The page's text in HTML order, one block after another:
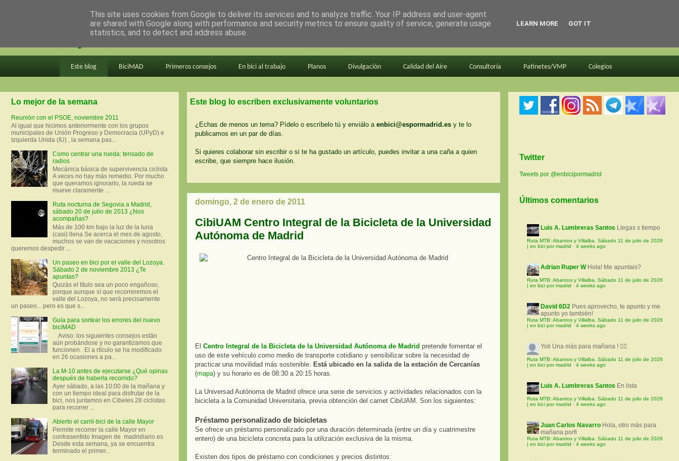
en bici por madrid
Este blog BiciMAD Primeros consejos En bici al trabajo Planos Divulgación Calidad del Aire Consultoría Patinetes/VMP Colegios
Este blog lo escriben exclusivamente voluntarios
¿Echas de menos un tema? Pídelo o escríbelo tú y enviálo a enbici@espormadrid.es y te lo
publicamos en un par de días.
Si quieres colaborar sin escribir o si te ha gustado un artículo, puedes invitar a una caña a quien
escribe, que siempre hace ilusión.
domingo, 2 de enero de 2011
CibiUAM Centro Integral de la Bicicleta de la Universidad
Autónoma de Madrid
El Centro Integral de la Bicicleta de la Universidad Autónoma de Madrid pretende fomentar el
uso de este vehículo como medio de transporte cotidiano y sensibilizar sobre la necesidad de
practicar una movilidad más sostenible. Está ubicado en la salida de la estación de Cercanías
(mapa) y su horario es de 08:30 a 20:15 horas.
La Universad Autónoma de Madrid ofrece una serie de servicios y actividades relacionados con la
bicicleta a la Comunidad Universitaria, previa obtención del carnet CibiUAM. Son los siguientes:
Préstamo personalizado de bicicletas
Se ofrece un préstamo personalizado por una duración determinada (entre un día y cuatrimestre
entero) de una bicicleta concreta para la utilización exclusiva de la misma.
Existen dos tipos de préstamo con condiciones y precios distintos:
Lo mejor de la semana
Reunión con el PSOE, noviembre 2011
Al igual que hicimos anteriormente con los grupos
municipales de Unión Progreso y Democracia (UPyD) e
Izquierda Unida (IU) , la semana pas...
Como centrar una rueda: tensado de
radios
Mecánica básica de supervivencia ciclista
A veces no hay más remedio. Por mucho
que queramos ignorarlo, la rueda se
mueve claramente ...
Ruta nocturna de Segovia a Madrid,
sábado 20 de julio de 2013 ¿Nos
acompañas?
Más de 100 km bajo la luz de la luna
(casi) llena Se acerca el mes de agosto,
muchos se van de vacaciones y nosotros
queremos despedir ...
Un paseo en bici por el valle del Lozoya.
Sábado 2 de noviembre 2013 ¿Te
apuntas?
Quizás el título sea un poco engañoso,
porque aunque sí que recorreremos el
valle del Lozoya, no será precisamente
un paseo... pero es que s...
Guía para sortear los errores del nuevo
biciMAD
Aviso: los siguientes consejos están
aún probándose y no garantizamos que
funcionen. El a rtículo se ha modificado
en 26 ocasiones a pa...
La M-10 antes de ejecutarse ¿Qué opinas
después de haberla recorrido?
Ayer sábado, a las 10:00 de la mañana y
con un tiempo ideal para disfrutar de la
bici, nos juntamos en Cibeles 28 ciclistas
para recorrer ...
Abierto el carril-bici de la calle Mayor
Permite recorrer la calle Mayor en
contrasentido Imagen de madridiario.es
Desde esta semana, ya se encuentra
terminado el primer...
Twitter
Tweets por @enbicipormadrid
Últimos comentarios
Luis A. Lumbreras Santos Llegas s tiempo
Ruta MTB: Abantos y Villalba. Sábado 11 de julio de 2026
| en bici por madrid · 4 weeks ago
Adrian Ruper W Hola! Me apuntais?
Ruta MTB: Abantos y Villalba. Sábado 11 de julio de 2026
| en bici por madrid · 4 weeks ago
David 6D2 Pues aprovecho, te apunto y me
apunto yo también!
Ruta MTB: Abantos y Villalba. Sábado 11 de julio de 2026
| en bici por madrid · 4 weeks ago
Yoli Una más para mañana ! 🚵‍♀️
Ruta MTB: Abantos y Villalba. Sábado 11 de julio de 2026
| en bici por madrid · 4 weeks ago
Luis A. Lumbreras Santos En lista
Ruta MTB: Abantos y Villalba. Sábado 11 de julio de 2026
| en bici por madrid · 4 weeks ago
Juan Carlos Navarro Hola, otro más para
mañana porfi
Ruta MTB: Abantos y Villalba. Sábado 11 de julio de 2026
| en bici por madrid · 4 weeks ago
This site uses cookies from Google to deliver its services and to analyze traffic. Your IP address and user-agent
are shared with Google along with performance and security metrics to ensure quality of service, generate usage
statistics, and to detect and address abuse.
LEARN MORE GOT IT